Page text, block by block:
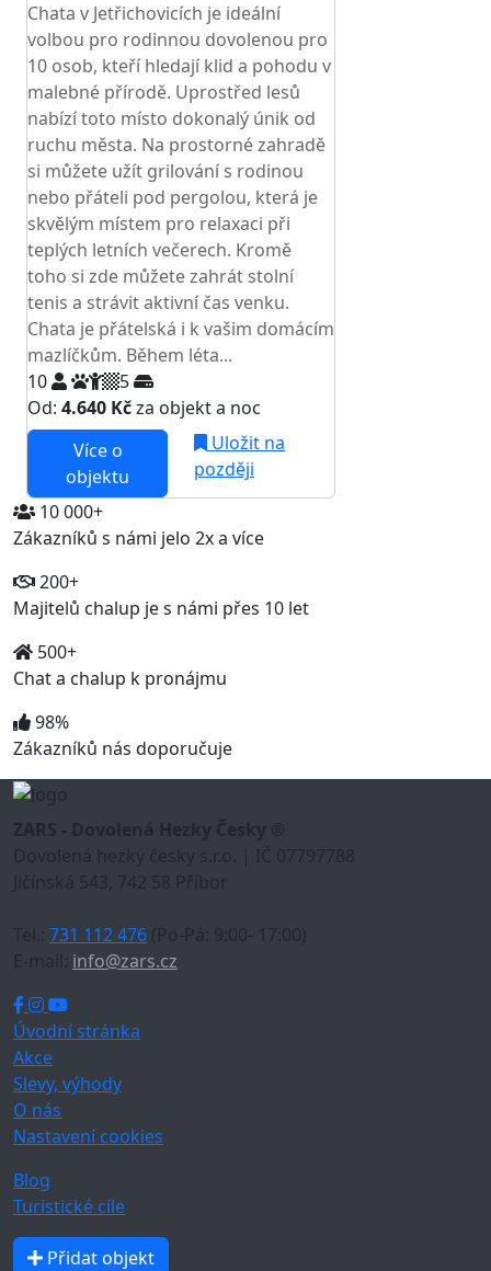
Chata v Jetřichovicích je ideální
volbou pro rodinnou dovolenou pro
10 osob, kteří hledají klid a pohodu v
malebné přírodě. Uprostřed lesů
nabízí toto místo dokonalý únik od
ruchu města. Na prostorné zahradě
si můžete užít grilování s rodinou
nebo přáteli pod pergolou, která je
skvělým místem pro relaxaci při
teplých letních večerech. Kromě
toho si zde můžete zahrát stolní
tenis a strávit aktivní čas venku.
Chata je přátelská i k vašim domácím
mazlíčkům. Během léta...
10
5
Od: 4.640 Kčza objekt a noc
Více o
objektu
Uložit na
později
10 000+
Zákazníků s námi jelo 2x a více
200+
Majitelů chalup je s námi přes 10 let
500+
Chat a chalup k pronájmu
98%
Zákazníků nás doporučuje
ZARS - Dovolená Hezky Česky ®
Dovolená hezky česky s.r.o. | IČ 07797788
Jičínská 543, 742 58 Příbor
Tel.: 731 112 476 (Po-Pá: 9:00- 17:00)
E-mail: info@zars.cz
Úvodní stránka
Akce
Slevy, výhody
O nás
Nastavení cookies
Blog
Turistické cíle
Přidat objekt